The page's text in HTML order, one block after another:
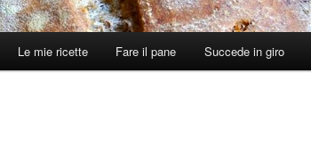
Le mie ricette Fare il pane Succede in giro